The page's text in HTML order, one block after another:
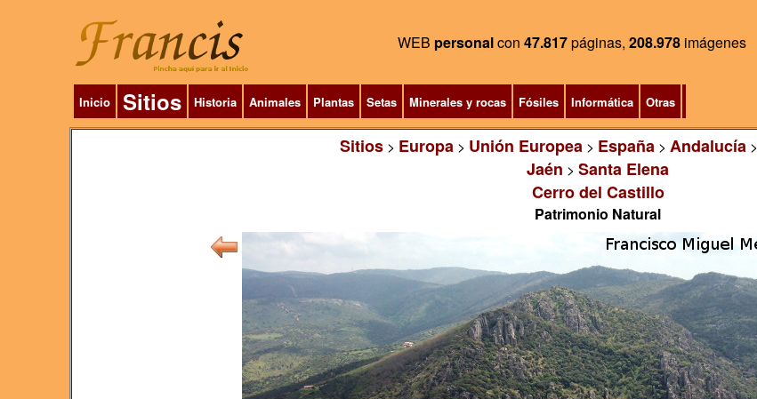
WEB personalcon 47.817páginas, 208.978 imágenes
Inicio Sitios Historia Animales Plantas Setas Minerales y rocas Fósiles Informática Otras
Sitios> Europa> Unión Europea> España> Andalucía>
Jaén > Santa Elena
Cerro del Castillo
Patrimonio Natural